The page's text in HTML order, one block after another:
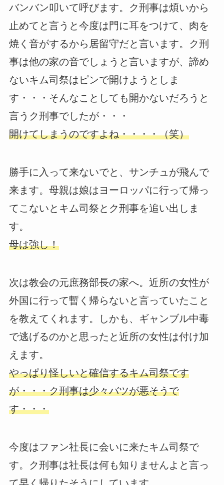
バンバン叩いて呼びます。ク刑事は煩いから
止めてと言うと今度は門に耳をつけて、肉を
焼く音がするから居留守だと言います。ク刑
事は他の家の音でしょうと言いますが、諦め
ないキム司祭はピンで開けようとしま
す・・・そんなことしても開かないだろうと
言うク刑事でしたが・・・
開けてしまうのですよね・・・・（笑）
勝手に入って来ないでと、サンチュが飛んで
来ます。母親は娘はヨーロッパに行って帰っ
てこないとキム司祭とク刑事を追い出しま
す。
母は強し！
次は教会の元庶務部長の家へ。近所の女性が
外国に行って暫く帰らないと言っていたこと
を教えてくれます。しかも、ギャンブル中毒
で逃げるのかと思ったと近所の女性は付け加
えます。
やっぱり怪しいと確信するキム司祭です
が・・・ク刑事は少々バツが悪そうで
す・・・
今度はファン社長に会いに来たキム司祭で
す。ク刑事は社長は何も知りませんよと言っ